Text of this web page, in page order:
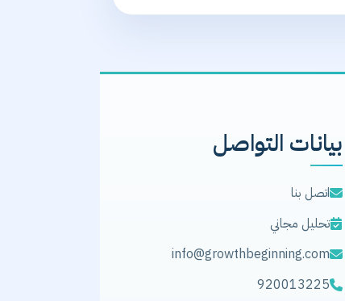
بيانات التواصل
اتصل بنا
تحليل مجاني
info@growthbeginning.com
920013225